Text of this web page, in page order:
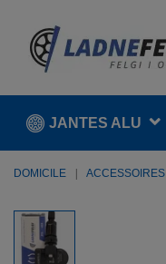
JANTES ALU
DOMICILE ACCESSOIRES